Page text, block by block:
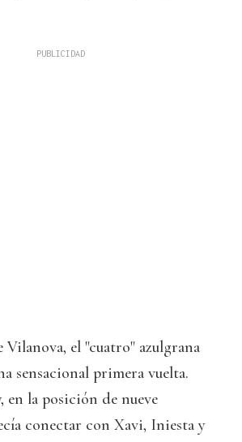
Vilanova, el "cuatro" azulgrana
sensacional primera vuelta.
en la posición de nueve
conectar con Xavi, Iniesta y